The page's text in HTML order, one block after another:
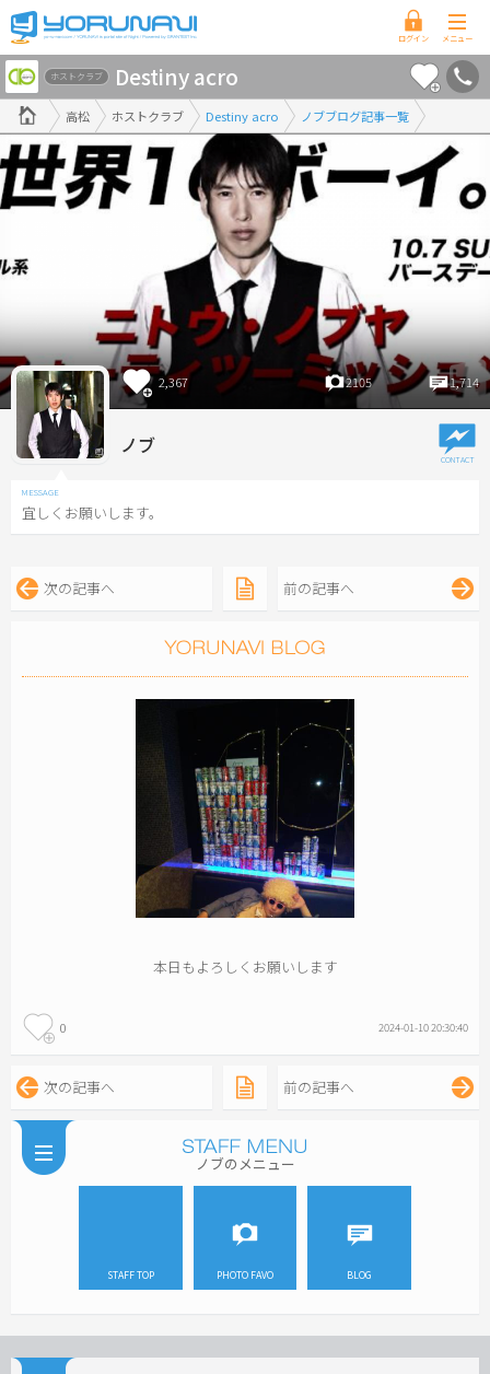
香
川
県
版
高松 ホストクラブ Destiny acro ノブブログ記事一覧
ホストクラブ Destiny acro
2,367 2105 1,714
ノブ
宜しくお願いします。
次の記事へ 前の記事へ
本日もよろしくお願いします
0 2024-01-10 20:30:40
次の記事へ 前の記事へ
ノブのメニュー
STAFF TOP PHOTO FAVO BLOG